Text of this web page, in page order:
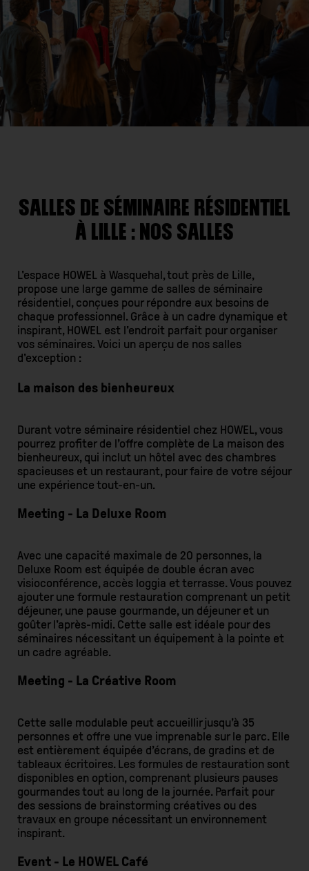
SALLES DE SÉMINAIRE RÉSIDENTIEL
À LILLE : NOS SALLES
L'espace HOWEL à Wasquehal, tout près de Lille,
propose une large gamme de salles de séminaire
résidentiel, conçues pour répondre aux besoins de
chaque professionnel. Grâce à un cadre dynamique et
inspirant, HOWEL est l'endroit parfait pour organiser
vos séminaires. Voici un aperçu de nos salles
d'exception :
La maison des bienheureux
Durant votre séminaire résidentiel chez HOWEL, vous
pourrez profiter de l’offre complète de La maison des
bienheureux, qui inclut un hôtel avec des chambres
spacieuses et un restaurant, pour faire de votre séjour
une expérience tout-en-un.
Meeting - La Deluxe Room
Avec une capacité maximale de 20 personnes, la
Deluxe Room est équipée de double écran avec
visioconférence, accès loggia et terrasse. Vous pouvez
ajouter une formule restauration comprenant un petit
déjeuner, une pause gourmande, un déjeuner et un
goûter l'après-midi. Cette salle est idéale pour des
séminaires nécessitant un équipement à la pointe et
un cadre agréable.
Meeting - La Créative Room
Cette salle modulable peut accueillir jusqu’à 35
personnes et offre une vue imprenable sur le parc. Elle
est entièrement équipée d’écrans, de gradins et de
tableaux écritoires. Les formules de restauration sont
disponibles en option, comprenant plusieurs pauses
gourmandes tout au long de la journée. Parfait pour
des sessions de brainstorming créatives ou des
travaux en groupe nécessitant un environnement
inspirant.
Event - Le HOWEL Café